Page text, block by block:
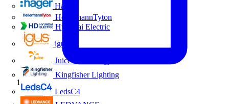
Hager
HellermannTyton
Hyundai Electric
igus
Juice Technology
Kingfisher Lighting
LedsC4
Inicio